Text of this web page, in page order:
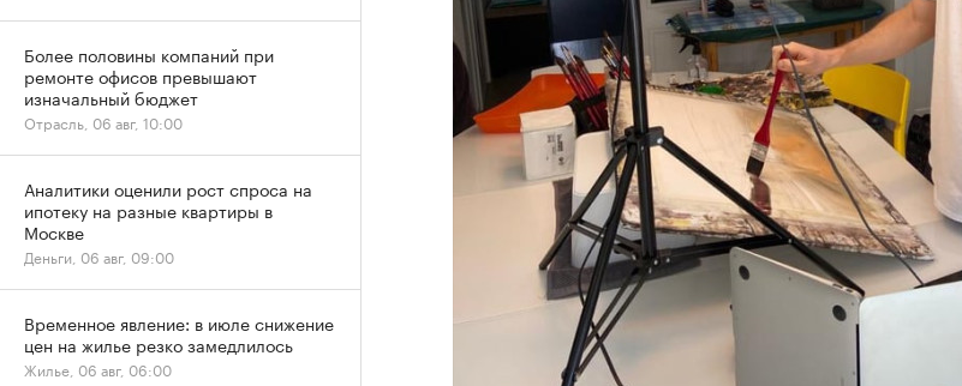
Более половины компаний при
ремонте офисов превышают
изначальный бюджет
Отрасль, 06 авг, 10:00
Аналитики оценили рост спроса на
ипотеку на разные квартиры в
Москве
Деньги, 06 авг, 09:00
Временное явление: в июле снижение
цен на жилье резко замедлилось
Жилье, 06 авг, 06:00